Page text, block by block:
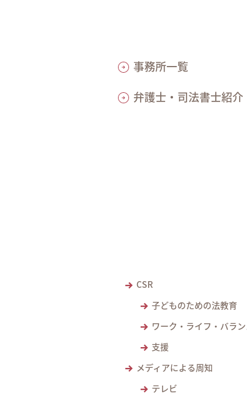
事務所一覧
弁護士・司法書士紹介
CSR
子どものための法教育
ワーク・ライフ・バラ
支援
メディアによる周知
テレビ